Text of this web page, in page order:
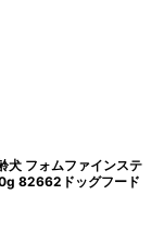
犬 フォムファインステ
82662ドッグフード